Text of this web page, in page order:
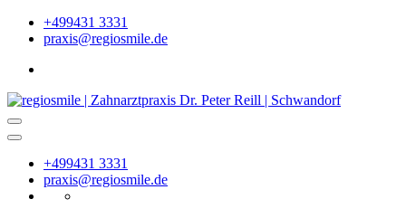
+499431 3331
praxis@regiosmile.de
+499431 3331
praxis@regiosmile.de